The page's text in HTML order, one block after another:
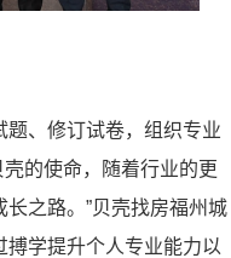
、修订试卷，组织专业
的使命，随着行业的更
之路。”贝壳找房福州城
学提升个人专业能力以